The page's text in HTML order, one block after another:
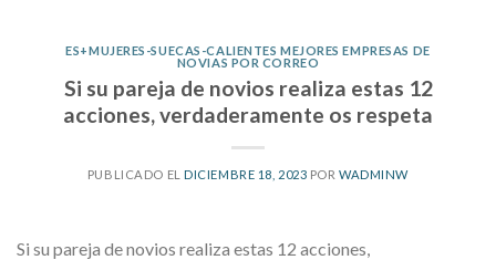
ES+MUJERES-SUECAS-CALIENTES MEJORES EMPRESAS DE
NOVIAS POR CORREO
Si su pareja de novios realiza estas 12
acciones, verdaderamente os respeta
PUBLICADO ELDICIEMBRE 18, 2023 PORWADMINW
Si su pareja de novios realiza estas 12 acciones,